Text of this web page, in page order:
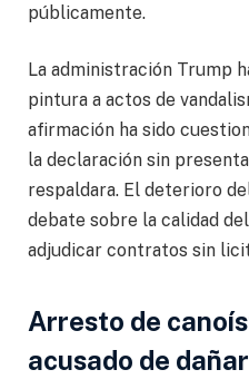
públicamente.
La administración Trump
pintura a actos de
afirmación ha sido
la declaración sin
respaldara. El deterioro
debate sobre la calidad
adjudicar contratos sin
Arresto de
acusado de